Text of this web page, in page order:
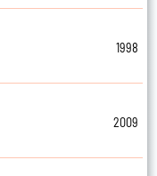
1998
2009